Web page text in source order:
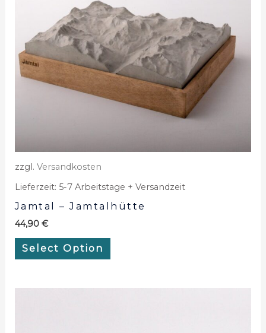
zzgl. Versandkosten
Lieferzeit: 5-7 Arbeitstage + Versandzeit
Jamtal – Jamtalhütte
44,90 €
Select Option